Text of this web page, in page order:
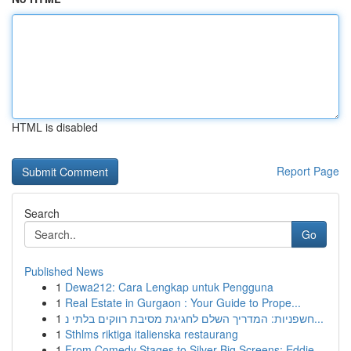
HTML is disabled
Report Page
Search
Go
Published News
1 Dewa212: Cara Lengkap untuk Pengguna
1 Real Estate in Gurgaon : Your Guide to Prope...
1
חשפניות: המדריך השלם לחגיגת מסיבת רווקים בלתי נ...
1 Sthlms riktiga italienska restaurang